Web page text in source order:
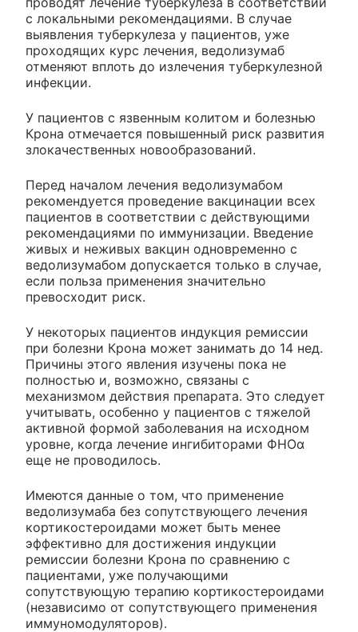
с локальными рекомендациями. В случае
выявления туберкулеза у пациентов, уже
проходящих курс лечения, ведолизумаб
отменяют вплоть до излечения туберкулезной
инфекции.
У пациентов с язвенным колитом и болезнью
Крона отмечается повышенный риск развития
злокачественных новообразований.
Перед началом лечения ведолизумабом
рекомендуется проведение вакцинации всех
пациентов в соответствии с действующими
рекомендациями по иммунизации. Введение
живых и неживых вакцин одновременно с
ведолизумабом допускается только в случае,
если польза применения значительно
превосходит риск.
У некоторых пациентов индукция ремиссии
при болезни Крона может занимать до 14 нед.
Причины этого явления изучены пока не
полностью и, возможно, связаны с
механизмом действия препарата. Это следует
учитывать, особенно у пациентов с тяжелой
активной формой заболевания на исходном
уровне, когда лечение ингибиторами ФНОα
еще не проводилось.
Имеются данные о том, что применение
ведолизумаба без сопутствующего лечения
кортикостероидами может быть менее
эффективно для достижения индукции
ремиссии болезни Крона по сравнению с
пациентами, уже получающими
сопутствующую терапию кортикостероидами
(независимо от сопутствующего применения
иммуномодуляторов).